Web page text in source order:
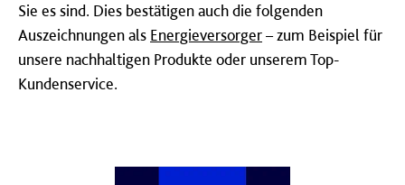
Sie es sind. Dies bestätigen auch die folgenden
Auszeichnungen als Energieversorger– zum Beispiel für
unsere nachhaltigen Produkte oder unserem Top-
Kundenservice.